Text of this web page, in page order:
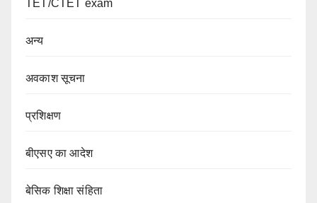
TET/CTET exam
अन्य
अवकाश सूचना
प्रशिक्षण
बीएसए का आदेश
बेसिक शिक्षा संहिता